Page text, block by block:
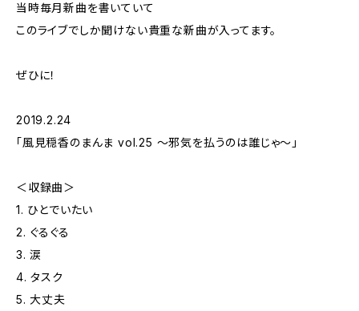
当時毎月新曲を書いていて
このライブでしか聞けない貴重な新曲が入ってます。
ぜひに！
2019.2.24
「風見穏香のまんま vol.25 〜邪気を払うのは誰じゃ〜」
＜収録曲＞
1. ひとでいたい
2. ぐるぐる
3. 涙
4. タスク
5. 大丈夫